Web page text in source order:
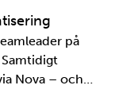
på
Nova – och